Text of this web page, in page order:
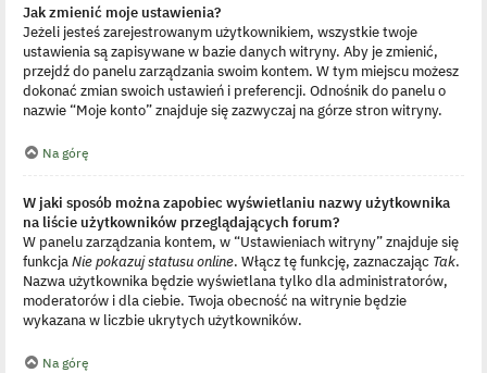
Jak zmienić moje ustawienia?
Jeżeli jesteś zarejestrowanym użytkownikiem, wszystkie twoje
ustawienia są zapisywane w bazie danych witryny. Aby je zmienić,
przejdź do panelu zarządzania swoim kontem. W tym miejscu możesz
dokonać zmian swoich ustawień i preferencji. Odnośnik do panelu o
nazwie “Moje konto” znajduje się zazwyczaj na górze stron witryny.
Na górę
W jaki sposób można zapobiec wyświetlaniu nazwy użytkownika
na liście użytkowników przeglądających forum?
W panelu zarządzania kontem, w “Ustawieniach witryny” znajduje się
funkcja Nie pokazuj statusu online. Włącz tę funkcję, zaznaczając Tak.
Nazwa użytkownika będzie wyświetlana tylko dla administratorów,
moderatorów i dla ciebie. Twoja obecność na witrynie będzie
wykazana w liczbie ukrytych użytkowników.
Na górę